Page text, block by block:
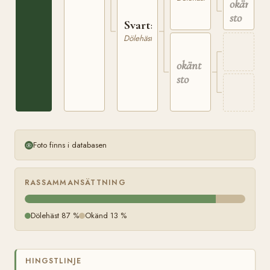
Svarta
Dölehäst
okänt
sto
okänt
sto
Foto finns i databasen
RASSAMMANSÄTTNING
Dölehäst 87 % Okänd 13 %
HINGSTLINJE